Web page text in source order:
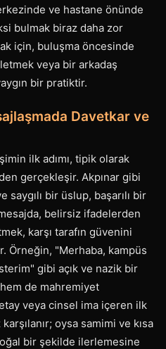
ve hastane önünde
bulmak biraz daha zor
için, buluşma öncesinde
veya bir arkadaş
bir pratiktir.
Davetkar ve
ilk adımı, tipik olarak
gerçekleşir. Akpınar gibi
bir üslup, başarılı bir
belirsiz ifadelerden
karşı tarafın güvenini
Örneğin, "Merhaba, kampüs
gibi açık ve nazik bir
de mahremiyet
veya cinsel ima içeren ilk
oysa samimi ve kısa
bir şekilde ilerlemesine